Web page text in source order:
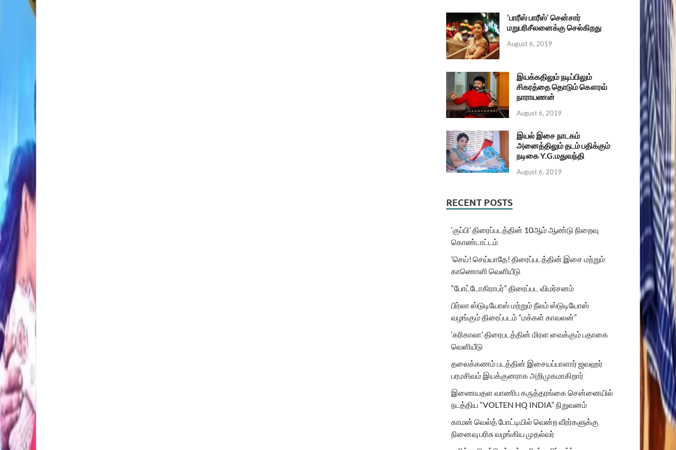
‘பாரீஸ் பாரீஸ்’ சென்சார்
மறுபரிசீலனைக்கு செல்கிறது
August 6, 2019
இயக்கதிலும் நடிப்பிலும்
சிகரத்தை தொடும் கௌரவ்
நாராயணன்
August 6, 2019
இயல் இசை நாடகம்
அனைத்திலும் தடம் பதிக்கும்
நடிகை Y.G.மதுவந்தி
August 6, 2019
RECENT POSTS
‘குப்பி’ திரைப்படத்தின் 10ஆம் ஆண்டு நிறைவு
கொண்டாட்டம்
‘செய்! செய்யாதே! திரைப்படத்தின் இசை மற்றும்
காணொளி வெளியீடு
“போட்டோகிராபர்” திரைப்பட விமர்சனம்
பிர்லா ஸ்டுடியோஸ் மற்றும் நீலம் ஸ்டுடியோஸ்
வழங்கும் திரைப்படம் “மக்கள் காவலன்”
‘கரிகாலா’ திரைபடத்தின் மிரள வைக்கும் பதாகை
வெளியீடு
தலைக்கணம் படத்தின் இசையப்பாளார் ஜவஹர்
பரமசிவம் இயக்குனராக அறிமுகமாகிறார்
இணையதள வாணிப கருத்தரங்கை சென்னையில்
நடத்திய “VOLTEN HQ INDIA” நிறுவனம்
காமன் வெல்த் போட்டியில் வென்ற வீரர்களுக்கு
நினைவு பரிசு வழங்கிய முதல்வர்